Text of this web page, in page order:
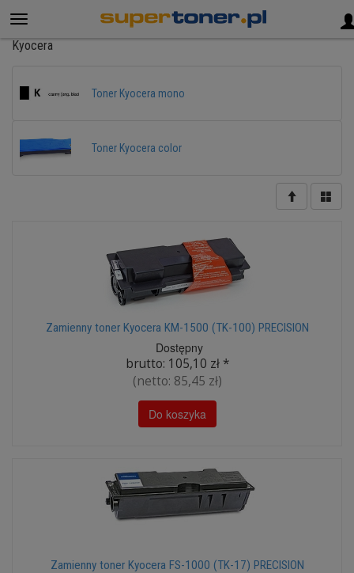
Kyocera
Toner Kyocera mono
Toner Kyocera color
Zamienny toner Kyocera KM-1500 (TK-100) PRECISION
Dostępny
brutto: 105,10 zł*
(netto: 85,45 zł)
Do koszyka
Zamienny toner Kyocera FS-1000 (TK-17) PRECISION